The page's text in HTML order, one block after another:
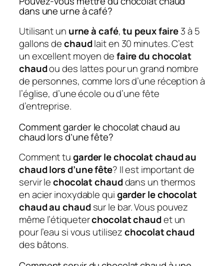
dans une urne à café?
Utilisant un urne à café,tu peux faire3 à 5
gallons dechaudlait en 30 minutes. C’est
un excellent moyen defaire du chocolat
chaudou des lattes pour un grand nombre
de personnes, comme lors d’une réception à
l’église, d’une école ou d’une fête
d’entreprise.
Comment garder le chocolat chaud au
chaud lors d’une fête?
Comment tugarder le chocolat chaud au
chaud lors d’une fête? Il est important de
servir lechocolat chauddans un thermos
en acier inoxydable quigarder le chocolat
chaud au chaudsur le bar. Vous pouvez
même l’étiqueterchocolat chaudet un
pour l’eau si vous utilisezchocolat chaud
des bâtons.